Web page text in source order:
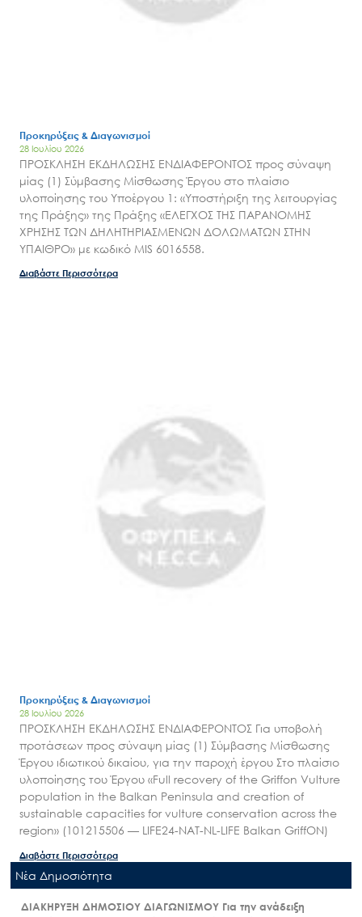
Εισιτήρια
Προκηρύξεις & Διαγωνισμοί
28 Ιουλίου 2026
ΠΡΟΣΚΛΗΣΗ ΕΚΔΗΛΩΣΗΣ ΕΝΔΙΑΦΕΡΟΝΤΟΣ προς σύναψη
μίας (1) Σύμβασης Μίσθωσης Έργου στο πλαίσιο
υλοποίησης του Υποέργου 1: «Υποστήριξη της λειτουργίας
της Πράξης» της Πράξης «ΕΛΕΓΧΟΣ ΤΗΣ ΠΑΡΑΝΟΜΗΣ
ΧΡΗΣΗΣ ΤΩΝ ΔΗΛΗΤΗΡΙΑΣΜΕΝΩΝ ΔΟΛΩΜΑΤΩΝ ΣΤΗΝ
ΥΠΑΙΘΡΟ» με κωδικό MIS 6016558.
Διαβάστε Περισσότερα
Προκηρύξεις & Διαγωνισμοί
28 Ιουλίου 2026
ΠΡΟΣΚΛΗΣΗ ΕΚΔΗΛΩΣΗΣ ΕΝΔΙΑΦΕΡΟΝΤΟΣ Για υποβολή
προτάσεων προς σύναψη μίας (1) Σύμβασης Μίσθωσης
Έργου ιδιωτικού δικαίου, για την παροχή έργου Στο πλαίσιο
υλοποίησης του Έργου «Full recovery of the Griffon Vulture
population in the Balkan Peninsula and creation of
sustainable capacities for vulture conservation across the
region» (101215506 — LIFE24-NAT-NL-LIFE Balkan GriffON)
Διαβάστε Περισσότερα
Nέα Δημοσιότητα
ΔΙΑΚΗΡΥΞΗ ΔΗΜΟΣΙΟΥ ΔΙΑΓΩΝΙΣΜΟΥ Για την ανάδειξη